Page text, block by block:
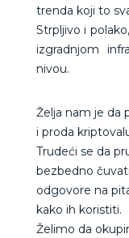
trenda koji to
Strpljivo i
izgradnjom
nivou.
Želja nam je da
i proda
Trudeći se da
bezbedno
odgovore na
kako ih koristiti.
Želimo da